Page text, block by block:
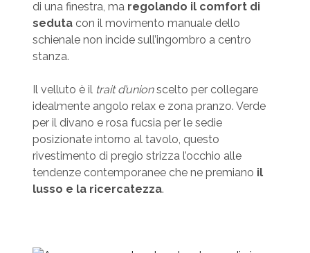
di una finestra, ma regolando il comfort di
sedutacon il movimento manuale dello
schienale non incide sull’ingombro a centro
stanza.
Il velluto è il trait d’unionscelto per collegare
idealmente angolo relax e zona pranzo. Verde
per il divano e rosa fucsia per le sedie
posizionate intorno al tavolo, questo
rivestimento di pregio strizza l’occhio alle
tendenze contemporanee che ne premiano il
lusso e la ricercatezza.